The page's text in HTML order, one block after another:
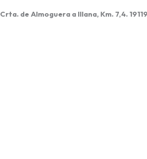
Crta. de Almoguera a Illana, Km. 7,4.